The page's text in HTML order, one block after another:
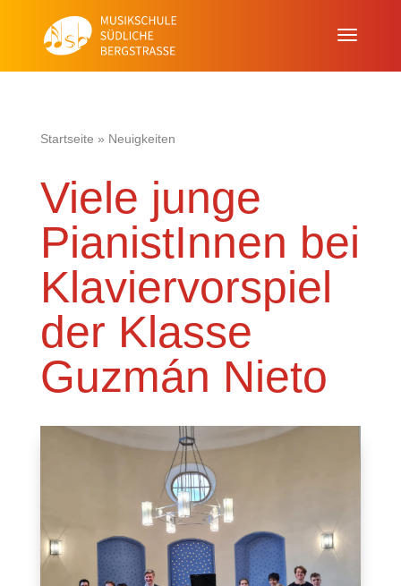
Startseite » Neuigkeiten
Viele junge
PianistInnen bei
Klaviervorspiel
der Klasse
Guzmán Nieto